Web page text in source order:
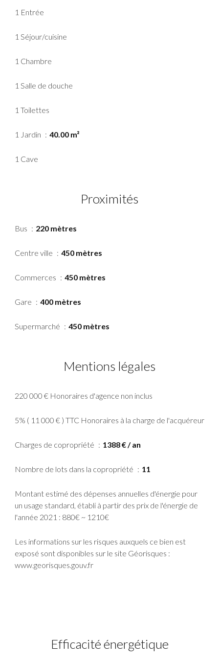
1 Entrée
1 Séjour/cuisine
1 Chambre
1 Salle de douche
1 Toilettes
1 Jardin 40.00 m²
1 Cave
Proximités
Bus 220 mètres
Centre ville 450 mètres
Commerces 450 mètres
Gare 400 mètres
Supermarché 450 mètres
Mentions légales
220 000 € Honoraires d'agence non inclus
5% ( 11 000 € ) TTC Honoraires à la charge de l'acquéreur
Charges de copropriété 1388 € / an
Nombre de lots dans la copropriété 11
Montant estimé des dépenses annuelles d'énergie pour
un usage standard, établi à partir des prix de l'énergie de
l'année 2021 : 880€ ~ 1210€
Les informations sur les risques auxquels ce bien est
exposé sont disponibles sur le site Géorisques :
www.georisques.gouv.fr
Efficacité énergétique